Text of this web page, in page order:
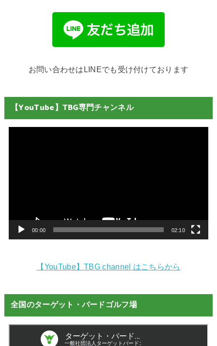
お問い合わせはLINEでも受け付けております
【YouTube】TBG専門チャンネル
00:00 02:10
【YouTube】TBG channel はこちらから
全国のターゲット・バードゴルフ場